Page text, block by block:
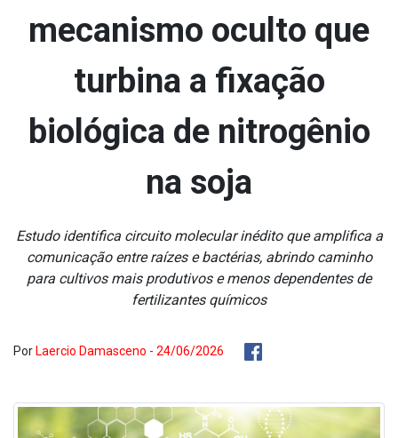
mecanismo oculto que
turbina a fixação
biológica de nitrogênio
na soja
Estudo identifica circuito molecular inédito que amplifica a
comunicação entre raízes e bactérias, abrindo caminho
para cultivos mais produtivos e menos dependentes de
fertilizantes químicos
Por Laercio Damasceno - 24/06/2026